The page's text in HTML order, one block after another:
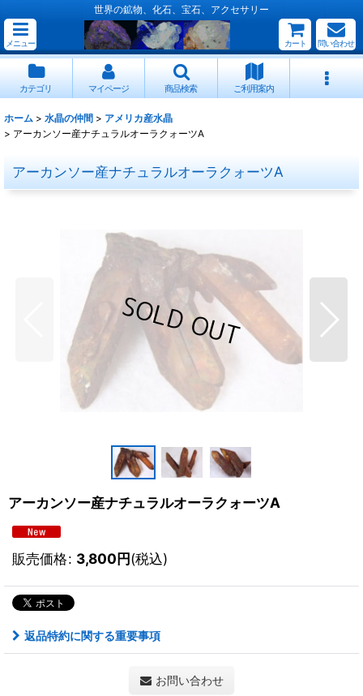
世界の鉱物、化石、宝石、アクセサリー
メニュー カート 問い合わせ
カテゴリ マイページ 商品検索 ご利用案内
ホーム > 水晶の仲間 > アメリカ産水晶
> アーカンソー産ナチュラルオーラクォーツA
アーカンソー産ナチュラルオーラクォーツA
アーカンソー産ナチュラルオーラクォーツA
販売価格: 3,800円(税込)
返品特約に関する重要事項
お問い合わせ